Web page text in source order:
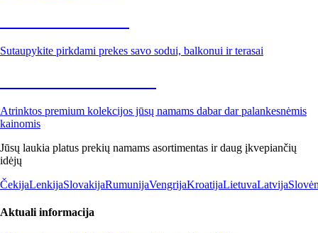
Sutaupykite pirkdami prekes savo sodui, balkonui ir terasai
Atrinktos premium kolekcijos jūsų namams dabar dar palankesnėmis
kainomis
Jūsų laukia platus prekių namams asortimentas ir daug įkvepiančių
idėjų
ČekijaLenkijaSlovakijaRumunijaVengrijaKroatijaLietuvaLatvija
Aktuali informacija